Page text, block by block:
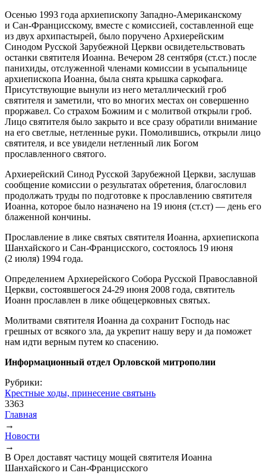
Осенью 1993 года архиепископу Западно-Американскому
и Сан-Францисскому, вместе с комиссией, составленной еще
из двух архипастырей, было поручено Архиерейским
Синодом Русской Зарубежной Церкви освидетельствовать
останки святителя Иоанна. Вечером 28 сентября (ст.ст.) после
панихиды, отслуженной членами комиссии в усыпальнице
архиепископа Иоанна, была снята крышка саркофага.
Присутствующие вынули из него металлический гроб
святителя и заметили, что во многих местах он совершенно
проржавел. Со страхом Божиим и с молитвой открыли гроб.
Лицо святителя было закрыто и все сразу обратили внимание
на его светлые, нетленные руки. Помолившись, открыли лицо
святителя, и все увидели нетленный лик Богом
прославленного святого.
Архиерейский Синод Русской Зарубежной Церкви, заслушав
сообщение комиссии о результатах обретения, благословил
продолжать труды по подготовке к прославлению святителя
Иоанна, которое было назначено на 19 июня (ст.ст) — день его
блаженной кончины.
Прославление в лике святых святителя Иоанна, архиепископа
Шанхайского и Сан-Францисского, состоялось 19 июня
(2 июля) 1994 года.
Определением Архиерейского Собора Русской Православной
Церкви, состоявшегося 24-29 июня 2008 года, святитель
Иоанн прославлен в лике общецерковных святых.
Молитвами святителя Иоанна да сохранит Господь нас
грешных от всякого зла, да укрепит нашу веру и да поможет
нам идти верным путем ко спасению.
Информационный отдел Орловской митрополии
Рубрики:
Крестные ходы, принесение святынь
3363
Вы здесь
Главная
→
Новости
→
В Орел доставят частицу мощей святителя Иоанна
Шанхайского и Сан-Францисского